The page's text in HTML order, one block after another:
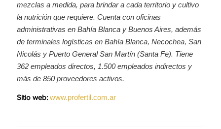
mezclas a medida, para brindar a cada territorio y cultivo
la nutrición que requiere. Cuenta con oficinas
administrativas en Bahía Blanca y Buenos Aires, además
de terminales logísticas en Bahía Blanca, Necochea, San
Nicolás y Puerto General San Martín (Santa Fe). Tiene
362 empleados directos, 1.500 empleados indirectos y
más de 850 proveedores activos.
Sitio web: www.profertil.com.ar